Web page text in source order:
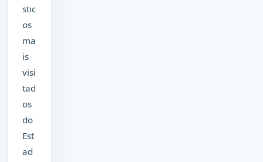
stic
os
ma
is
visi
tad
os
do
Est
ad